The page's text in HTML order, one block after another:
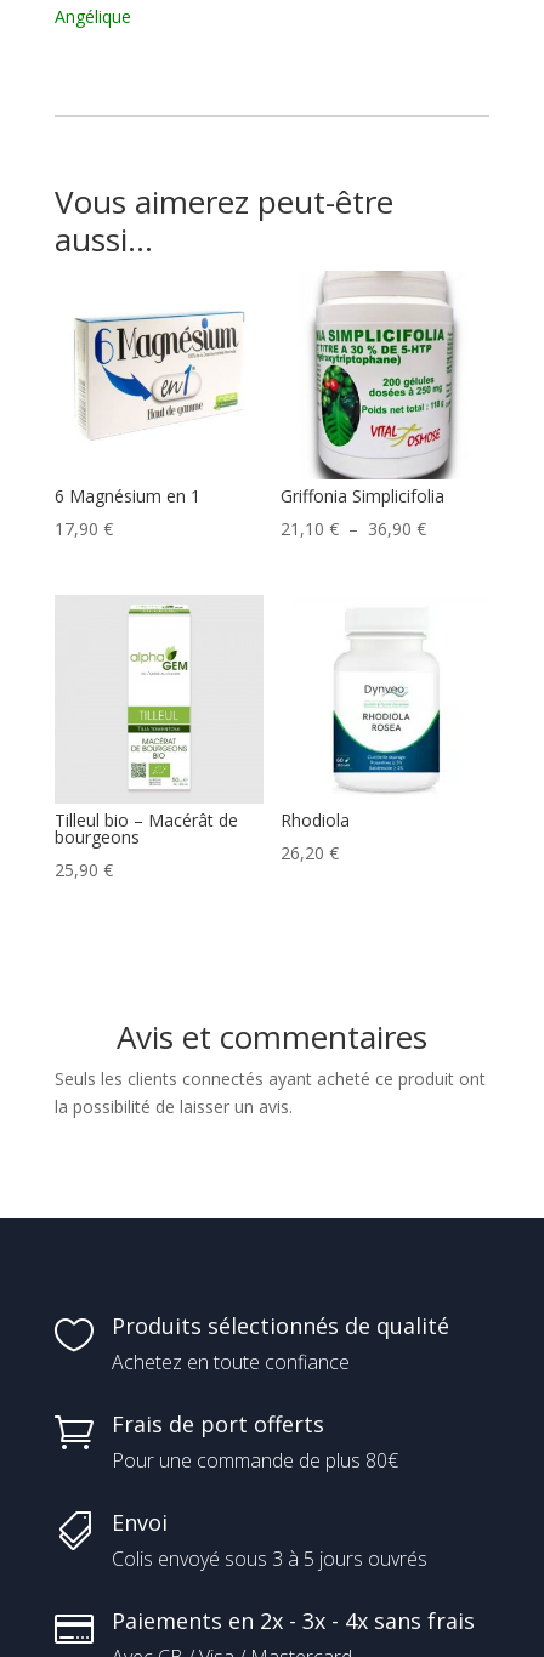
Angélique
Vous aimerez peut-être
aussi…
6 Magnésium en 1
17,90 €
Griffonia Simplicifolia
21,10€ – 36,90€Plage
à
Tilleul bio – Macérât de
bourgeons
25,90 €
Rhodiola
26,20€
Avis et commentaires
Seuls les clients connectés ayant acheté ce produit ont
la possibilité de laisser un avis.
 Produits sélectionnés de qualité
Achetez en toute confiance
 Frais de port offerts
Pour une commande de plus 80€
 Envoi
Colis envoyé sous 3 à 5 jours ouvrés
 Paiements en 2x - 3x - 4x sans frais